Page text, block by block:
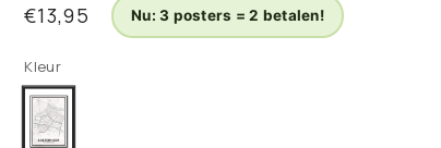
Normale
€13,95 Nu: 3 posters = 2 betalen!
Kleur
Light
Variant
uitverkocht